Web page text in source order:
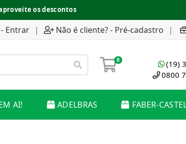
os descontos
- Entrar | Não é cliente? - Pré-cadastro |
0
(19)
0800
AI! ADELBRAS FABER-